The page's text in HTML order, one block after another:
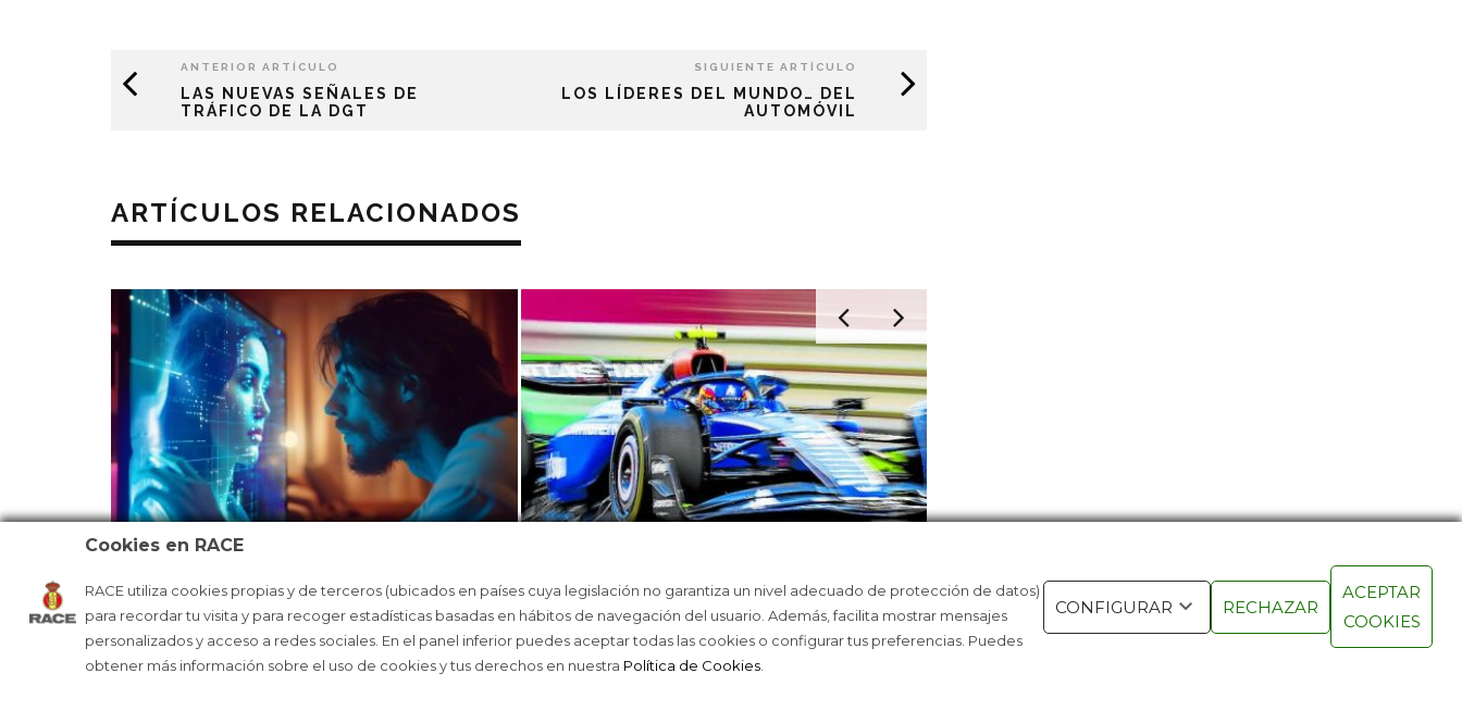
Cookies en RACE
RACE utiliza cookies propias y de terceros (ubicados en países cuya legislación no garantiza un nivel adecuado de protección de datos)
para recordar tu visita y para recoger estadísticas basadas en hábitos de navegación del usuario. Además, facilita mostrar mensajes
personalizados y acceso a redes sociales. En el panel inferior puedes aceptar todas las cookies o configurar tus preferencias. Puedes
obtener más información sobre el uso de cookies y tus derechos en nuestra Política de Cookies.
CONFIGURAR RECHAZAR
ACEPTAR
COOKIES
ANTERIOR ARTÍCULO
LAS NUEVAS SEÑALES DE
TRÁFICO DE LA DGT
SIGUIENTE ARTÍCULO
LOS LÍDERES DEL MUNDO… DEL
AUTOMÓVIL
ARTÍCULOS RELACIONADOS
¿SE ESTÁ LLENANDO INTERNET DE IA? LOS MUNDIALES DEL MOTOR SE
CALIENTAN
ALCARAZ, TRAS LOS PASOS DE NADAL
UN VIAJE
OESTE